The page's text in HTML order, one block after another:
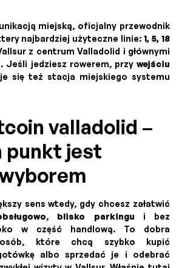
miejską, oficjalny przewodnik
najbardziej użyteczne linie: 1, 5, 18
z centrum Valladolid i głównymi
Jeśli jedziesz rowerem, przy wejściu
się też stacja miejskiego systemu
valladolid –
punkt jest
sens wtedy, gdy chcesz załatwić
, blisko parkingu i bez
w część handlową. To dobra
które chcą szybko kupić
albo sprzedać je i odebrać